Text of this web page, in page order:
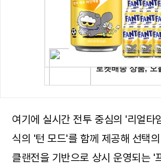
여기에 실시간 전투 중심의 '리얼타
식의 '턴 모드'를 함께 제공해 선택
클랜전을 기반으로 상시 운영되는 '